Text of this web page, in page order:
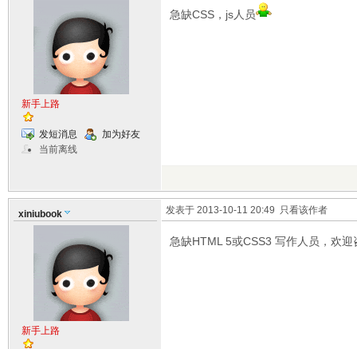
新手上路
发短消息
加为好友
当前离线
急缺CSS，js人员
xiniubook
新手上路
发表于 2013-10-11 20:49 只看该作者
急缺HTML 5或CSS3 写作人员，欢迎